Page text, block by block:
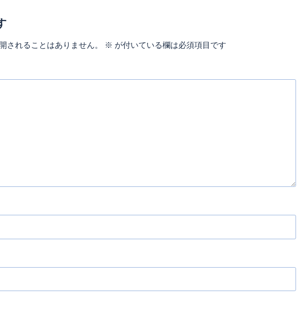
されることはありません。 ※ が付いている欄は必須項目です